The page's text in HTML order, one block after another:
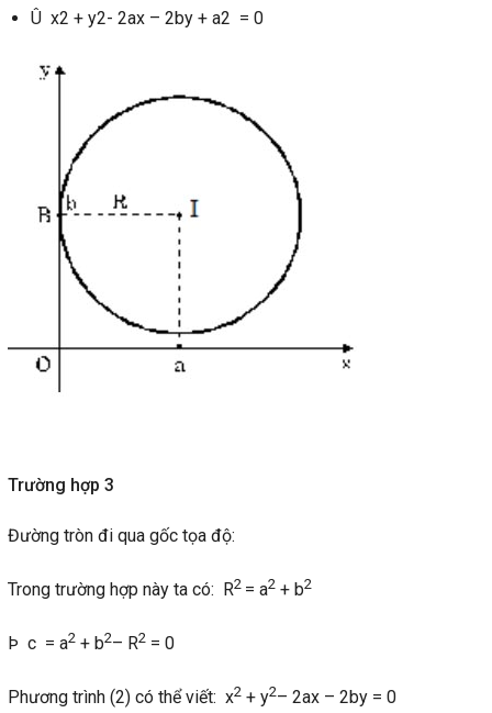
Û x2 + y2- 2ax – 2by + a2 = 0
Trường hợp 3
Đường tròn đi qua gốc tọa độ:
Trong trường hợp này ta có: R2 = a2 + b2
Þ c = a2 + b2– R2 = 0
Phương trình (2) có thể viết: x2 + y2– 2ax – 2by = 0